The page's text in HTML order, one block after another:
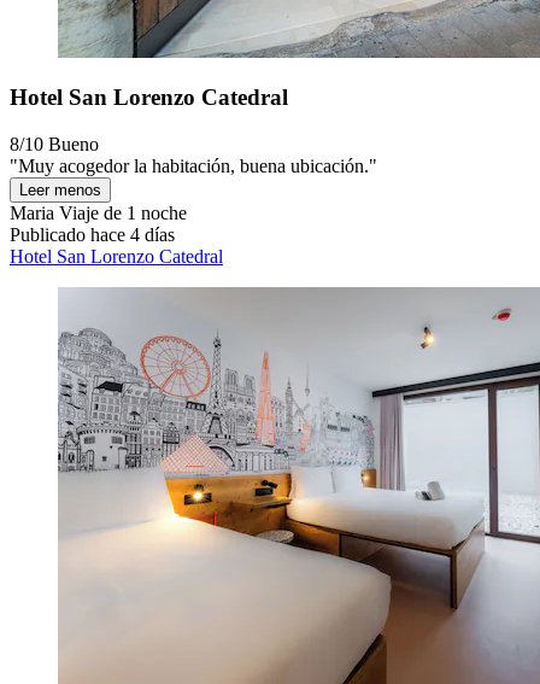
Hotel San Lorenzo Catedral
8/10 Bueno
"Muy acogedor la habitación, buena ubicación."
Leer menos
Maria Viaje de 1 noche
Publicado hace 4 días
Hotel San Lorenzo Catedral